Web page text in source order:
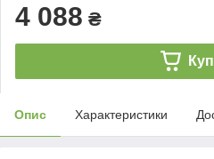
4 088 ₴
Опис Характеристики